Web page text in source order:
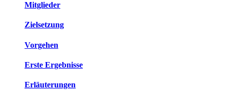
Mitglieder
Zielsetzung
Vorgehen
Erste Ergebnisse
Erläuterungen